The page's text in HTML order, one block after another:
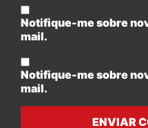
Notifique-me sobre
mail.
Notifique-me sobre
mail.
ENVIAR